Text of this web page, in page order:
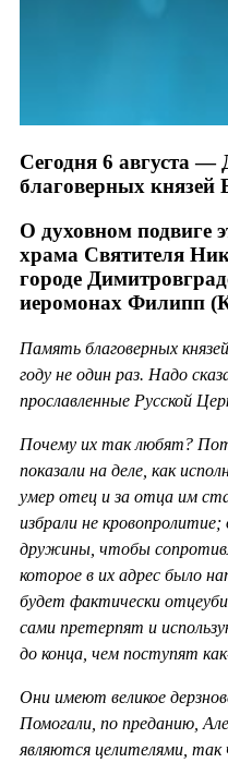
Сегодня 6 августа —
благоверных князей
О духовном подвиге
храма Святителя
городе
иеромонах Филипп
Память благоверных
году не один раз. Надо
прославленные Русской
Почему их так любят?
показали на деле, как
умер отец и за отца им
избрали не
дружины, чтобы
которое в их адрес было
будет фактически
сами претерпят и
до конца, чем поступят
Они имеют великое
Помогали, по преданию,
являются целителями,